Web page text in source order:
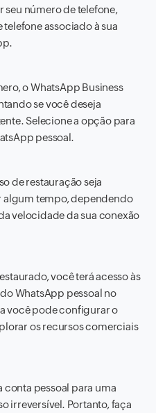
seu número de telefone,
associado à sua
o WhatsApp Business
se você deseja
Selecione a opção para
pessoal.
de restauração seja
algum tempo, dependendo
velocidade da sua conexão
você terá acesso às
WhatsApp pessoal no
você pode configurar o
os recursos comerciais
conta pessoal para uma
irreversível. Portanto, faça